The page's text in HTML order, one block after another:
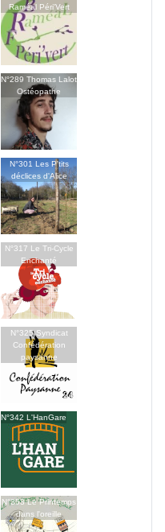
Raméal Péri'Vert
N°289 Thomas Lalot
Ostéopathe
N°301 Les P'tits
déclices d'Alice
N°317 Le Tri-Cycle
Enchanté
N°325 Syndicat
Confédération
paysanne
N°342 L'HanGare
N°353 Le Printemps
dans l'oreille